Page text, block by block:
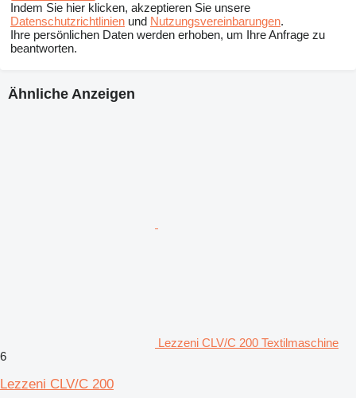
Indem Sie hier klicken, akzeptieren Sie unsere
Datenschutzrichtlinien und Nutzungsvereinbarungen.
Ihre persönlichen Daten werden erhoben, um Ihre Anfrage zu
beantworten.
Ähnliche Anzeigen
Lezzeni CLV/C 200 Textilmaschine
6
Lezzeni CLV/C 200